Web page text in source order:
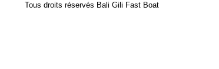
Tous droits réservés Bali Gili Fast Boat